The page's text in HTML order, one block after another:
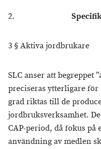
2.
3 § Aktiva jordbrukare
SLC anser att begreppet
preciseras ytterligare för
grad riktas till de
jordbruksverksamhet.
CAP-period, då fokus
användning av medlen